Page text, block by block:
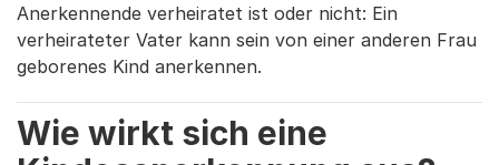
Anerkennende verheiratet ist oder nicht: Ein
verheirateter Vater kann sein von einer anderen Frau
geborenes Kind anerkennen.
Wie wirkt sich eine